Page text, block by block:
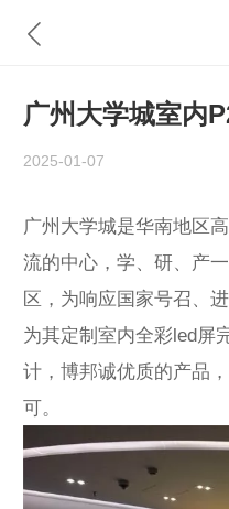
广州大学城室内
2025-01-07
广州大学城是华南地区
流的中心，学、研、产
区，为响应国家号召、
为其定制室内全彩led屏
计，博邦诚优质的产品
可。